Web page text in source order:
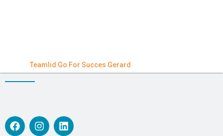
Teamlid Go For Succes Gerard